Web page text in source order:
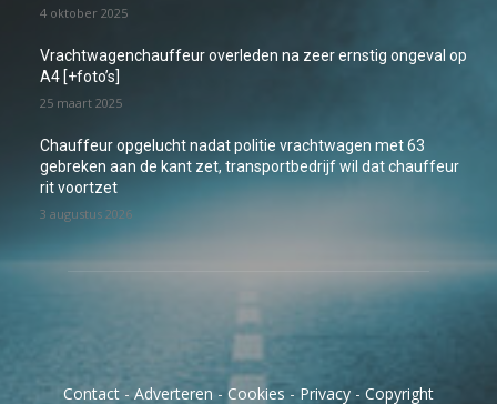
4 oktober 2025
Vrachtwagenchauffeur overleden na zeer ernstig ongeval op
A4 [+foto’s]
25 maart 2025
Chauffeur opgelucht nadat politie vrachtwagen met 63
gebreken aan de kant zet, transportbedrijf wil dat chauffeur
rit voortzet
3 augustus 2026
Contact -Adverteren - Cookies - Privacy - Copyright